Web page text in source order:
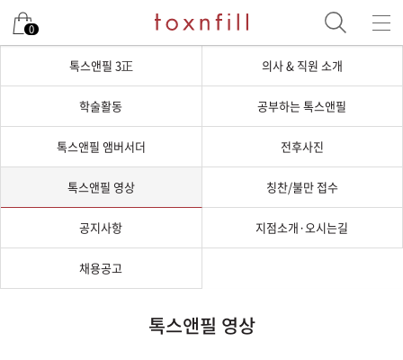
0
톡스앤필 3正 의사 & 직원 소개
학술활동 공부하는 톡스앤필
톡스앤필 앰버서더 전후사진
톡스앤필 영상 칭찬/불만 접수
공지사항 지점소개·오시는길
채용공고
톡스앤필 영상